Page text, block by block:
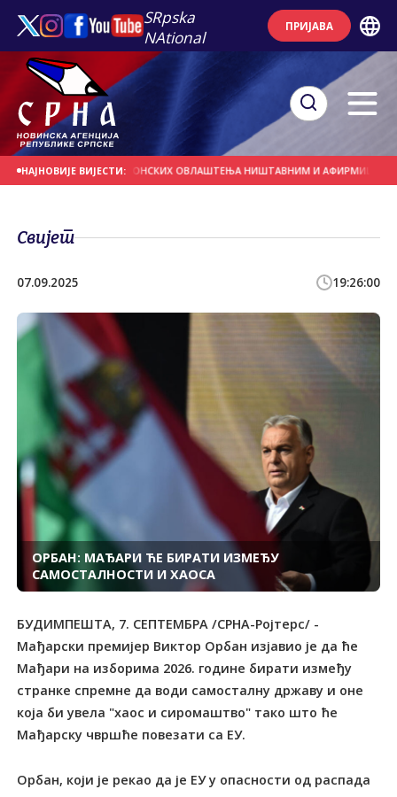
SRpska
NAtional
ПРИЈАВА
НАЈНОВИЈЕ ВИЈЕСТИ:
ПРОГЛАШЕЊЕ БОНСКИХ ОВЛАШТЕЊА НИШТАВНИМ И АФИРМИШУ ПРАВО
Свијет
07.09.2025 19:26:00
ОРБАН: МАЂАРИ ЋЕ БИРАТИ ИЗМЕЂУ
САМОСТАЛНОСТИ И ХАОСА
БУДИМПЕШТА, 7. СЕПТЕМБРА /СРНА-Ројтерс/ -
Мађарски премијер Виктор Орбан изјавио је да ће
Мађари на изборима 2026. године бирати између
странке спремне да води самосталну државу и оне
која би увела "хаос и сиромаштво" тако што ће
Мађарску чвршће повезати са ЕУ.
Орбан, који је рекао да је ЕУ у опасности од распада